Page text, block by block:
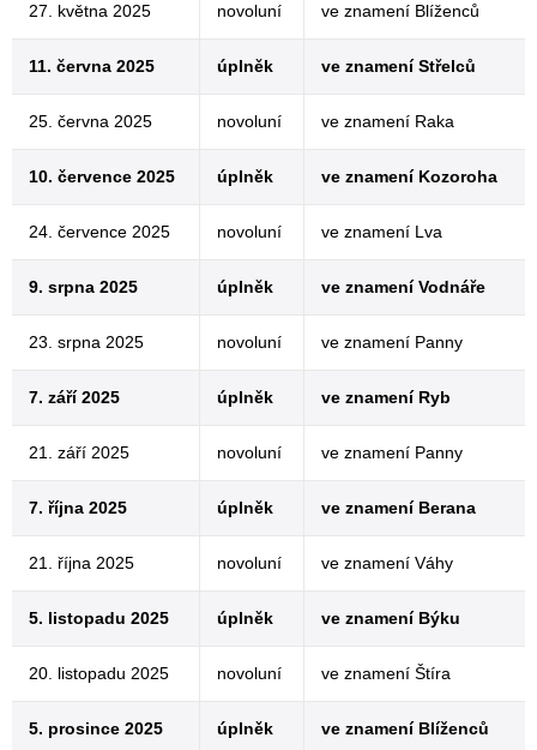
27. května 2025 novoluní ve znamení Blíženců
11. června 2025 úplněk ve znamení Střelců
25. června 2025 novoluní ve znamení Raka
10. července 2025 úplněk ve znamení Kozoroha
24. července 2025 novoluní ve znamení Lva
9. srpna 2025 úplněk ve znamení Vodnáře
23. srpna 2025 novoluní ve znamení Panny
7. září 2025 úplněk ve znamení Ryb
21. září 2025 novoluní ve znamení Panny
7. října 2025 úplněk ve znamení Berana
21. října 2025 novoluní ve znamení Váhy
5. listopadu 2025 úplněk ve znamení Býku
20. listopadu 2025 novoluní ve znamení Štíra
5. prosince 2025 úplněk ve znamení Blíženců